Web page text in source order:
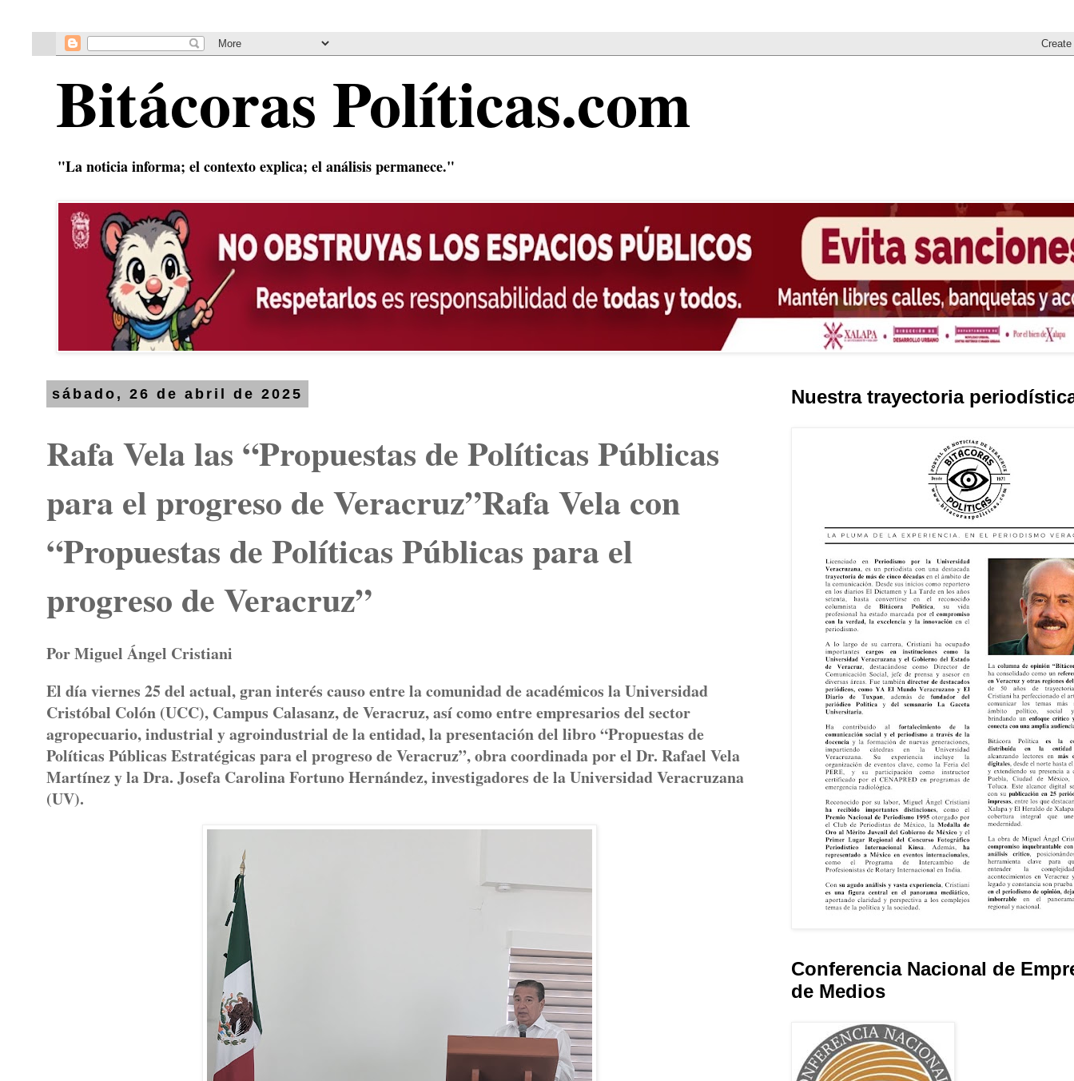
Bitácoras Políticas.com
"La noticia informa; el contexto explica; el análisis permanece."
sábado, 26 de abril de 2025
Rafa Vela las “Propuestas de Políticas Públicas
para el progreso de Veracruz”Rafa Vela con
“Propuestas de Políticas Públicas para el
progreso de Veracruz”
Por Miguel Ángel Cristiani
El día viernes 25 del actual, gran interés causo entre la comunidad de académicos la Universidad
Cristóbal Colón (UCC), Campus Calasanz, de Veracruz, así como entre empresarios del sector
agropecuario, industrial y agroindustrial de la entidad, la presentación del libro “Propuestas de
Políticas Públicas Estratégicas para el progreso de Veracruz”, obra coordinada por el Dr. Rafael Vela
Martínez y la Dra. Josefa Carolina Fortuno Hernández, investigadores de la Universidad Veracruzana
(UV).
Nuestra trayectoria
Conferencia Nacional de
de Medios